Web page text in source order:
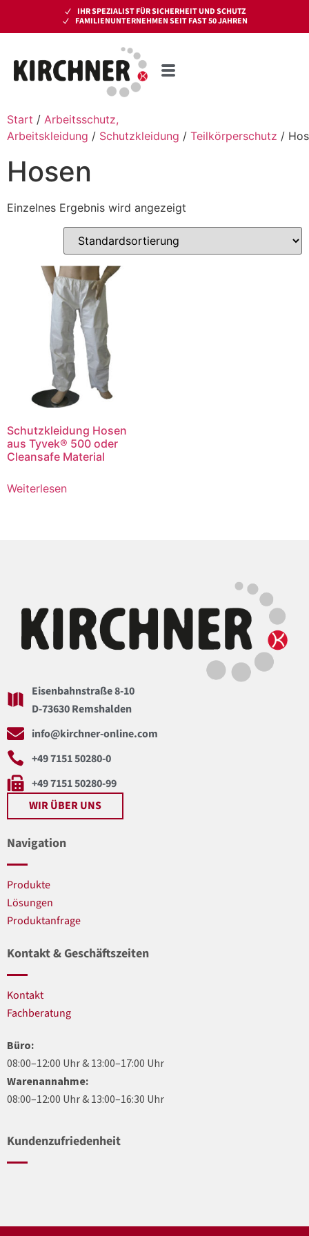
IHR SPEZIALIST FÜR SICHERHEIT UND SCHUTZ
FAMILIENUNTERNEHMEN SEIT FAST 50 JAHREN
Start / Arbeitsschutz,
Arbeitskleidung / Schutzkleidung / Teilkörperschutz /
Hosen
Einzelnes Ergebnis wird angezeigt
Schutzkleidung Hosen
aus Tyvek® 500 oder
Cleansafe Material
Weiterlesen
Eisenbahnstraße 8-10
D-73630 Remshalden
info@kirchner-online.com
+49 7151 50280-0
+49 7151 50280-99
WIR ÜBER UNS
Navigation
Produkte
Lösungen
Produktanfrage
Kontakt & Geschäftszeiten
Kontakt
Fachberatung
Büro:
08:00–12:00 Uhr & 13:00–17:00 Uhr
Warenannahme:
08:00–12:00 Uhr & 13:00–16:30 Uhr
Kundenzufriedenheit